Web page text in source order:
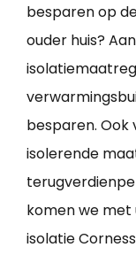
besparen op
ouder huis?
besparen. Ook
isolerende
komen we
isolatie